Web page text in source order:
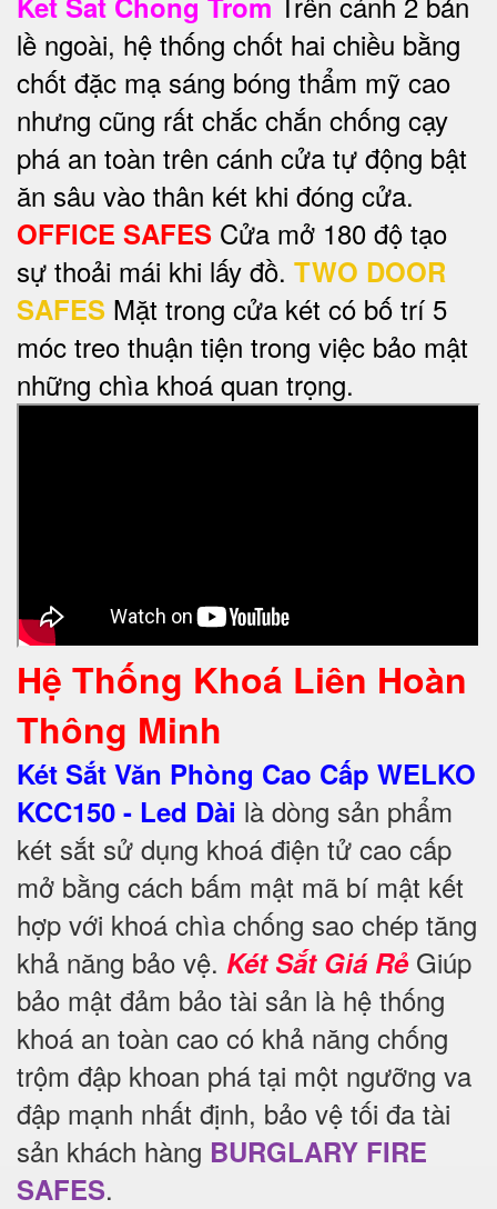
lề ngoài, hệ thống chốt hai chiều bằng
chốt đặc mạ sáng bóng thẩm mỹ cao
nhưng cũng rất chắc chắn chống cạy
phá an toàn trên cánh cửa tự động bật
ăn sâu vào thân két khi đóng cửa.
OFFICE SAFES Cửa mở 180 độ tạo
sự thoải mái khi lấy đồ. TWO DOOR
SAFES Mặt trong cửa két có bố trí 5
móc treo thuận tiện trong việc bảo mật
những chìa khoá quan trọng.
Hệ Thống Khoá Liên Hoàn
Thông Minh
Két Sắt Văn Phòng Cao Cấp WELKO
KCC150 - Led Dài là dòng sản phẩm
két sắt sử dụng khoá điện tử cao cấp
mở bằng cách bấm mật mã bí mật kết
hợp với khoá chìa chống sao chép tăng
khả năng bảo vệ. Két Sắt Giá RẻGiúp
bảo mật đảm bảo tài sản là hệ thống
khoá an toàn cao có khả năng chống
trộm đập khoan phá tại một ngưỡng va
đập mạnh nhất định, bảo vệ tối đa tài
sản khách hàng BURGLARY FIRE
SAFES.